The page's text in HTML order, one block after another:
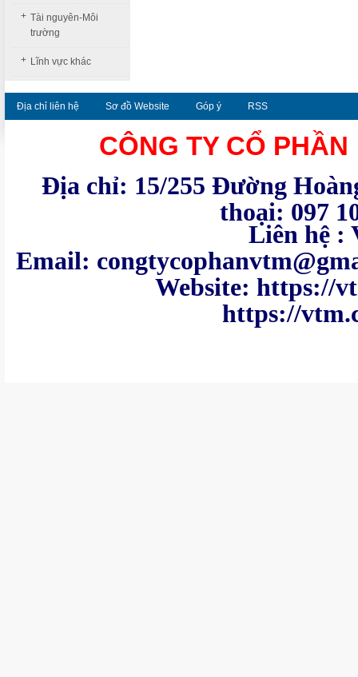
+ Tài nguyên-Môi
trường
+ Lĩnh vực khác
Địa chỉ liên hệ Sơ đồ Website Góp ý RSS
CÔNG TY CỔ
Địa chỉ: 15/255 Đường
thoại: 097
Liên hệ : VTM -
Email:
Website:
https://